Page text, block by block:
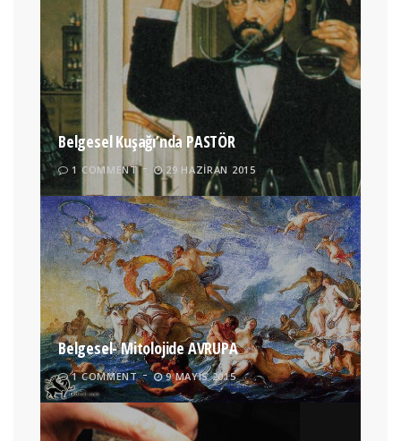
Belgesel Kuşağı’nda PASTÖR
1 COMMENT 29 HAZIRAN 2015
Belgesel- Mitolojide AVRUPA
1 COMMENT 9 MAYIS 2015